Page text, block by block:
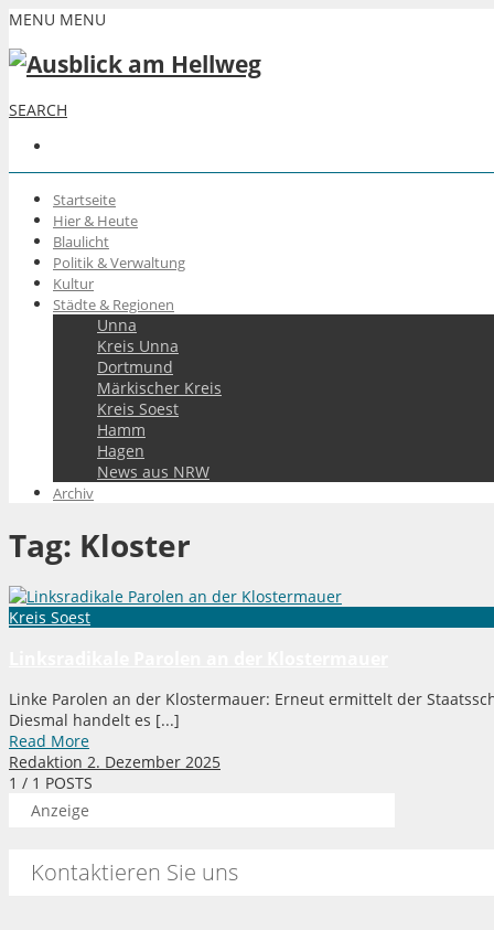
MENU MENU
SEARCH
Startseite
Hier & Heute
Blaulicht
Politik & Verwaltung
Kultur
Städte & Regionen
Unna
Kreis Unna
Dortmund
Märkischer Kreis
Kreis Soest
Hamm
Hagen
News aus NRW
Archiv
Tag: Kloster
Kreis Soest
Linke Parolen an der Klostermauer: Erneut ermittelt der
Diesmal handelt es [...]
Read More
Redaktion 2. Dezember 2025
1 / 1 POSTS
Anzeige
Kontaktieren Sie uns